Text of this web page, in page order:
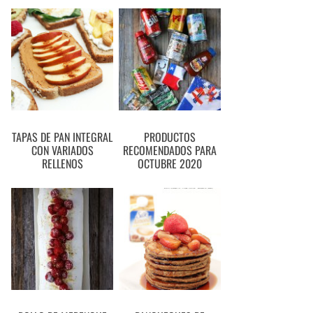
TAPAS DE PAN INTEGRAL
CON VARIADOS
RELLENOS
PRODUCTOS
RECOMENDADOS PARA
OCTUBRE 2020